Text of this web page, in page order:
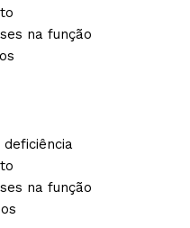
na função
na função